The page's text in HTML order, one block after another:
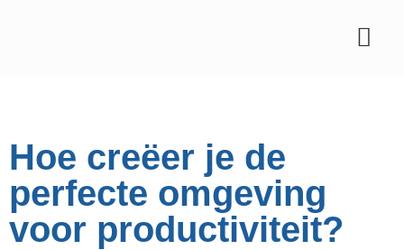
Hoe creëer je de
perfecte omgeving
voor productiviteit?